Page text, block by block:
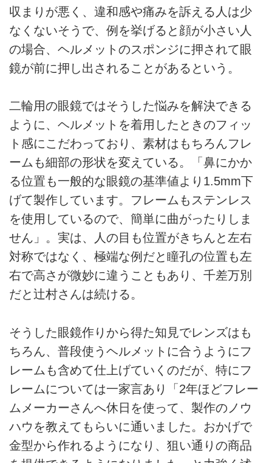
収まりが悪く、違和感や痛みを訴える人は少
なくないそうで、例を挙げると顔が小さい人
の場合、ヘルメットのスポンジに押されて眼
鏡が前に押し出されることがあるという。
二輪用の眼鏡ではそうした悩みを解決できる
ように、ヘルメットを着用したときのフィッ
ト感にこだわっており、素材はもちろんフレ
ームも細部の形状を変えている。「鼻にかか
る位置も一般的な眼鏡の基準値より1.5mm下
げて製作しています。フレームもステンレス
を使用しているので、簡単に曲がったりしま
せん」。実は、人の目も位置がきちんと左右
対称ではなく、極端な例だと瞳孔の位置も左
右で高さが微妙に違うこともあり、千差万別
だと辻村さんは続ける。
そうした眼鏡作りから得た知見でレンズはも
ちろん、普段使うヘルメットに合うようにフ
レームも含めて仕上げていくのだが、特にフ
レームについては一家言あり「2年ほどフレー
ムメーカーさんへ休日を使って、製作のノウ
ハウを教えてもらいに通いました。おかげで
金型から作れるようになり、狙い通りの商品